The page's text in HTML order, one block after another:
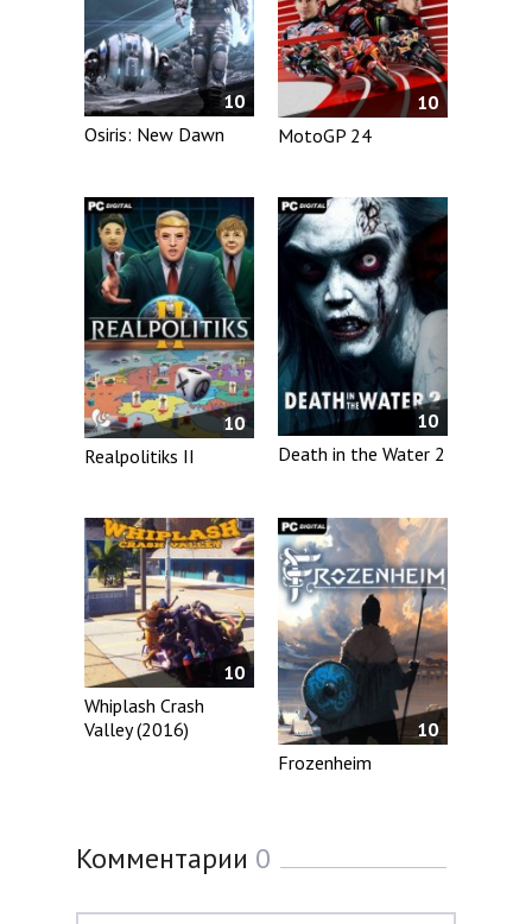
10
Osiris: New Dawn
10
MotoGP 24
10
Realpolitiks II
10
Death in the Water 2
10
Whiplash Crash
Valley (2016)
10
Frozenheim
Комментарии 0